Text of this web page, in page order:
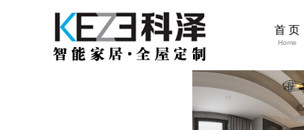
首 页
Home